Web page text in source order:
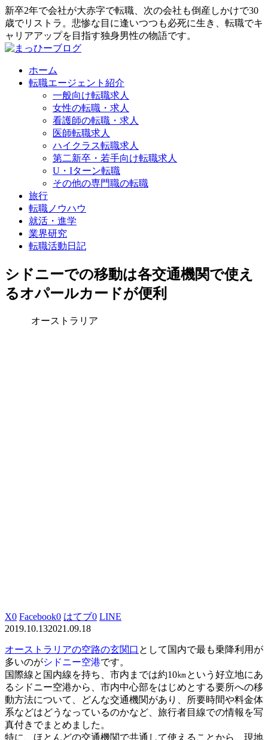
新卒2年で会社が大赤字で転職、次の会社も倒産しかけで30
歳でリストラ。悲惨な目に逢いつつも必死に生き、転職でキ
ャリアアップを目指す独身男性の物語です。
ホーム
転職エージェント紹介
一般向け転職求人
女性の転職・求人
看護師の転職・求人
医師転職求人
ハイクラス転職求人
第二新卒・若手向け転職求人
U・Iターン転職
その他の専門職の転職
旅行
転職ノウハウ
就活・進学
業界研究
転職活動日記
シドニーでの移動は各交通機関で使え
るオパールカードが便利
オーストラリア
X0 Facebook0 はてブ0 LINE
2019.10.132021.09.18
オーストラリアの空路の玄関口 として国内で最も乗降利用が
多いのがシドニー空港です。
国際線と国内線を持ち、市内までは約10㎞という好立地にあ
る シドニー空港から、市内中心部をはじめとする要所への移
動方法について
、どんな交通機関があり、所要時間や料金体
系などはどうなっているのかなど、旅行者目線での情報を写
真付きでまとめました。
特に、 ほとんどの交通機関で共通して使える ことから、 現地